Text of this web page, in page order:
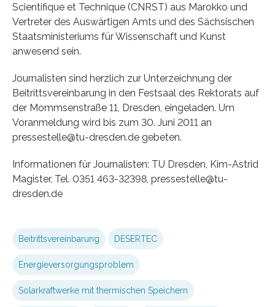
Scientifique et Technique (CNRST) aus Marokko und
Vertreter des Auswärtigen Amts und des Sächsischen
Staatsministeriums für Wissenschaft und Kunst
anwesend sein.
Journalisten sind herzlich zur Unterzeichnung der
Beitrittsvereinbarung in den Festsaal des Rektorats auf
der Mommsenstraße 11, Dresden, eingeladen. Um
Voranmeldung wird bis zum 30. Juni 2011 an
pressestelle@tu-dresden.de gebeten.
Informationen für Journalisten: TU Dresden, Kim-Astrid
Magister, Tel. 0351 463-32398, pressestelle@tu-
dresden.de
Beitrittsvereinbarung DESERTEC
Energieversorgungsproblem
Solarkraftwerke mit thermischen Speichern